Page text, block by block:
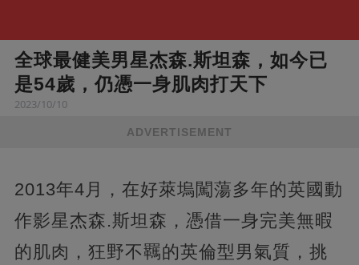
全球最健美男星杰森.斯坦森，如今已
是54歲，仍憑一身肌肉打天下
2023/10/10
ADVERTISEMENT
2013年4月，在好萊塢闖蕩多年的英國動
作影星杰森.斯坦森，憑借一身完美無暇
的肌肉，狂野不羈的英倫型男氣質，挑